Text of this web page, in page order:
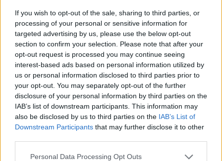
If you wish to opt-out of the sale, sharing to third parties, or
processing of your personal or sensitive information for
targeted advertising by us, please use the below opt-out
section to confirm your selection. Please note that after your
opt-out request is processed you may continue seeing
interest-based ads based on personal information utilized by
us or personal information disclosed to third parties prior to
your opt-out. You may separately opt-out of the further
disclosure of your personal information by third parties on the
IAB’s list of downstream participants. This information may
also be disclosed by us to third parties on the IAB’s List of
Downstream Participants that may further disclose it to other
Personal Data Processing Opt Outs
alá helyezi Teherán olajiparát - számolt be a
Bloomberg.
A Bloomberg által feldolgozott európai műholdfelvételek
szerint május 8-án, 9-én és 11-én egyetlen tengerjáró
olajszállító hajó sem tartózkodott a Harg-sziget
kikötőhelyein. Bár a konfliktus kezdete óta előfordultak
olyan napok, amikor a terminálok üresek voltak, ilyen tartós
leállás még nem volt megfigyelhető. A háború február 28-i
kitörése óta 73 napból 33-ról...
KEDVES OLVASÓNK!